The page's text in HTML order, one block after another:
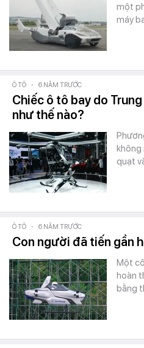
một
máy
Ô TÔ - 6 NĂM TRƯỚC
Chiếc ô tô bay do
như thế nào?
không
quạt
Ô TÔ - 6 NĂM TRƯỚC
Con người đã tiến gần
Một
hoàn
bằng